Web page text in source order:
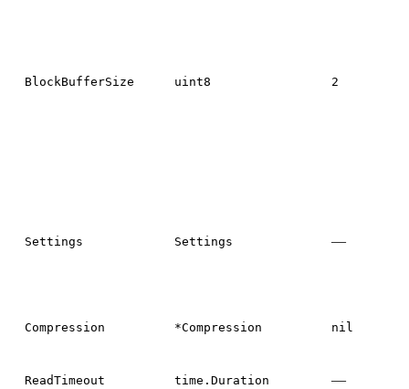
BlockBufferSize uint8 2
Settings Settings —
Compression *Compression nil
ReadTimeout time.Duration —